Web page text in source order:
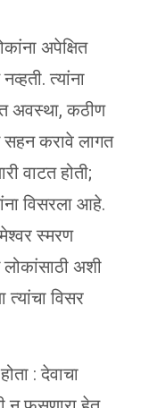
अपेक्षित
त्यांना
अवस्था, कठीण
सहन करावे लागत
वाटत होती;
विसरला आहे.
स्मरण
अशी
विसर
: देवाचा